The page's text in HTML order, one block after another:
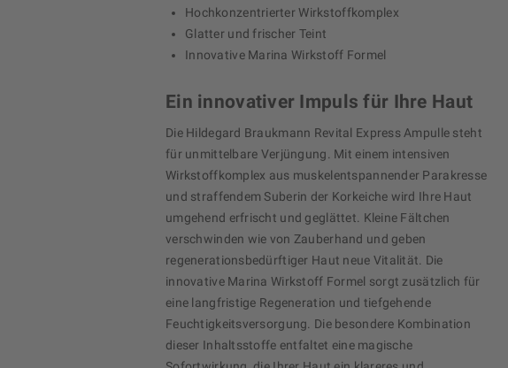
Hochkonzentrierter Wirkstoffkomplex
Glatter und frischer Teint
Innovative Marina Wirkstoff Formel
Ein innovativer Impuls für Ihre Haut
Die Hildegard Braukmann Revital Express Ampulle steht
für unmittelbare Verjüngung. Mit einem intensiven
Wirkstoffkomplex aus muskelentspannender Parakresse
und straffendem Suberin der Korkeiche wird Ihre Haut
umgehend erfrischt und geglättet. Kleine Fältchen
verschwinden wie von Zauberhand und geben
regenerationsbedürftiger Haut neue Vitalität. Die
innovative Marina Wirkstoff Formel sorgt zusätzlich für
eine langfristige Regeneration und tiefgehende
Feuchtigkeitsversorgung. Die besondere Kombination
dieser Inhaltsstoffe entfaltet eine magische